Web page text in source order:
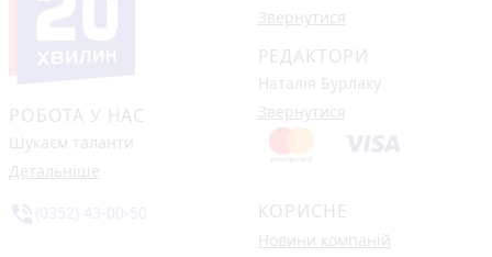
РОБОТА У НАС
Шукаєм таланти
Детальніше
Звернутися
РЕДАКТОРИ
Наталія Бурлаку
Звернутися
КОРИСНЕ
Новини компаній